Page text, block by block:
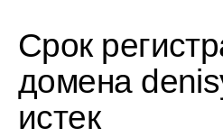
Срок
домена
истек